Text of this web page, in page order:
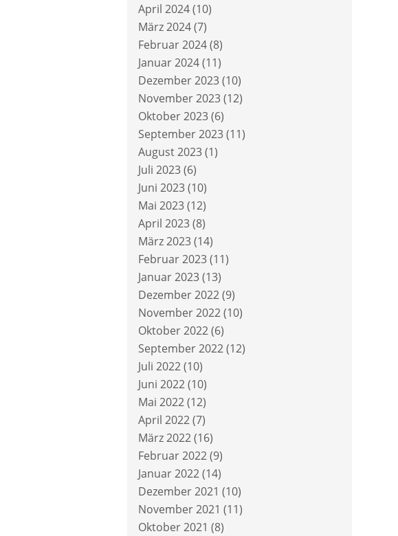
April 2024(10)
März 2024(7)
Februar 2024(8)
Januar 2024(11)
Dezember 2023(10)
November 2023(12)
Oktober 2023(6)
September 2023(11)
August 2023(1)
Juli 2023(6)
Juni 2023(10)
Mai 2023(12)
April 2023(8)
März 2023(14)
Februar 2023(11)
Januar 2023(13)
Dezember 2022(9)
November 2022(10)
Oktober 2022(6)
September 2022(12)
Juli 2022(10)
Juni 2022(10)
Mai 2022(12)
April 2022(7)
März 2022(16)
Februar 2022(9)
Januar 2022(14)
Dezember 2021 (10)
November 2021 (11)
Oktober 2021 (8)